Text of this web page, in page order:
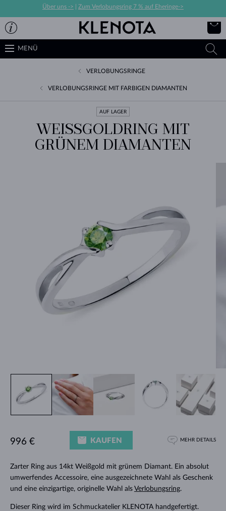
Über uns -> Zum Verlobungsring 7 % auf Eheringe->
MENÜ
VERLOBUNGSRINGE
VERLOBUNGSRINGE MIT FARBIGEN DIAMANTEN
AUF LAGER
WEISSGOLDRING MIT G
RÜNEM DIAMANTEN
Zarter Ring aus 14kt Weißgold mit grünem Diamant. Ein absolut
umwerfendes Accessoire, eine ausgezeichnete Wahl als Geschenk
und eine einzigartige, originelle Wahl als Verlobungsring.
Dieser Ring wird im Schmuckatelier KLENOTA handgefertigt.
996 € KAUFEN MEHR DETAILS